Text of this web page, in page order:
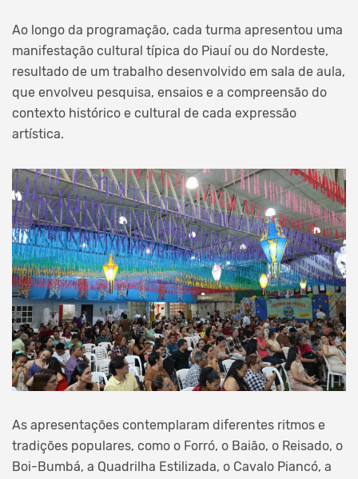
Ao longo da programação, cada turma apresentou uma
manifestação cultural típica do Piauí ou do Nordeste,
resultado de um trabalho desenvolvido em sala de aula,
que envolveu pesquisa, ensaios e a compreensão do
contexto histórico e cultural de cada expressão
artística.
As apresentações contemplaram diferentes ritmos e
tradições populares, como o Forró, o Baião, o Reisado, o
Boi-Bumbá, a Quadrilha Estilizada, o Cavalo Piancó, a